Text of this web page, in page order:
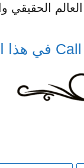
الحقيقي